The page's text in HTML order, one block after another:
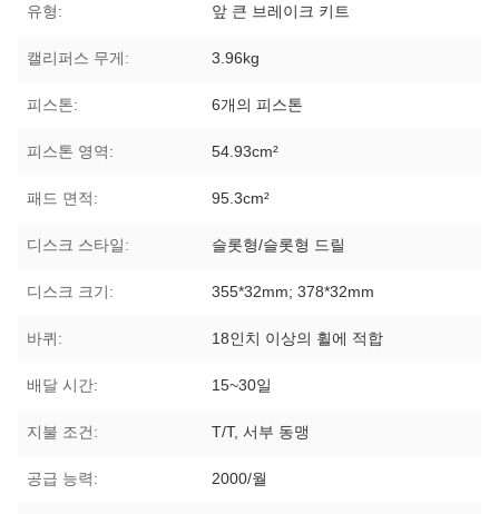
유형: 앞 큰 브레이크 키트
캘리퍼스 무게: 3.96kg
피스톤: 6개의 피스톤
피스톤 영역: 54.93cm²
패드 면적: 95.3cm²
디스크 스타일: 슬롯형/슬롯형 드릴
디스크 크기: 355*32mm; 378*32mm
바퀴: 18인치 이상의 휠에 적합
배달 시간: 15~30일
지불 조건: T/T, 서부 동맹
공급 능력: 2000/월